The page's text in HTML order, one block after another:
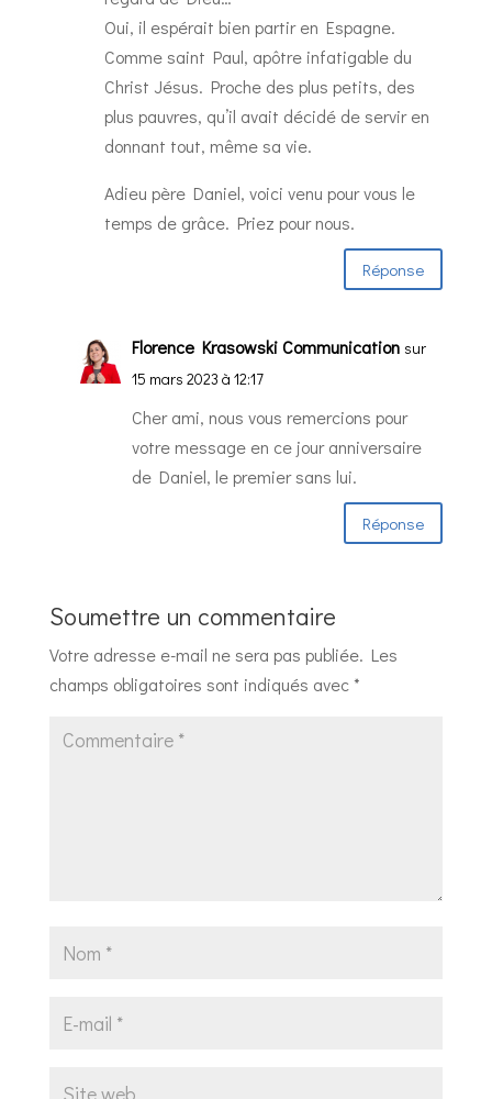
Oui, il espérait bien partir en Espagne.
Comme saint Paul, apôtre infatigable du
Christ Jésus. Proche des plus petits, des
plus pauvres, qu’il avait décidé de servir en
donnant tout, même sa vie.
Adieu père Daniel, voici venu pour vous le
temps de grâce. Priez pour nous.
Réponse
Florence Krasowski Communication sur
15 mars 2023 à 12:17
Cher ami, nous vous remercions pour
votre message en ce jour anniversaire
de Daniel, le premier sans lui.
Réponse
Soumettre un commentaire
Votre adresse e-mail ne sera pas publiée. Les
champs obligatoires sont indiqués avec*